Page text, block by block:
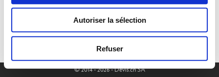
Autoriser la sélection
Refuser
© 2014 - 2026 - Devis.ch SA